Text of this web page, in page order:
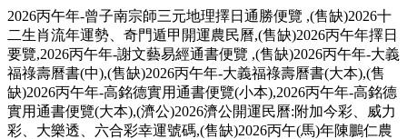
2026丙午年-曾子南宗師三元地理擇日通勝便覽 ,(售缺)2026十
二生肖流年運勢、奇門遁甲開運農民曆,(售缺)2026丙午年擇日
要覽,2026丙午年-謝文藝易經通書便覽 ,(售缺)2026丙午年-大義
福祿壽曆書(中),(售缺)2026丙午年-大義福祿壽曆書(大本),(售
缺)2026丙午年-高銘德實用通書便覽(小本),2026丙午年-高銘德
實用通書便覽(大本),(濟公)2026濟公開運民曆:附加今彩、威力
彩、大樂透、六合彩幸運號碼,(售缺)2026丙午(馬)年陳鵬仁農